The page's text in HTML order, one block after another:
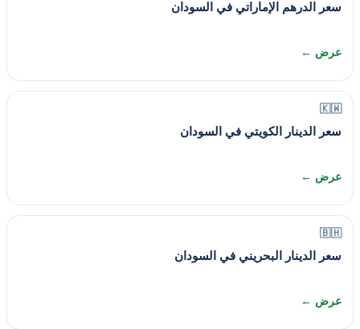
سعر الدرهم الإماراتي في السودان
عرض ←
🇰🇼
سعر الدينار الكويتي في السودان
عرض ←
🇧🇭
سعر الدينار البحريني في السودان
عرض ←